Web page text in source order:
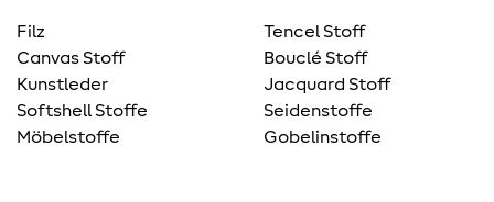
Filz
Canvas Stoff
Kunstleder
Softshell Stoffe
Möbelstoffe
Tencel Stoff
Bouclé Stoff
Jacquard Stoff
Seidenstoffe
Gobelinstoffe